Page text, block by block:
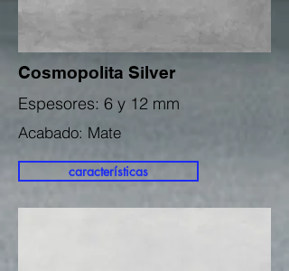
Cosmopolita Silver
Espesores: 6 y 12 mm
Acabado: Mate
características